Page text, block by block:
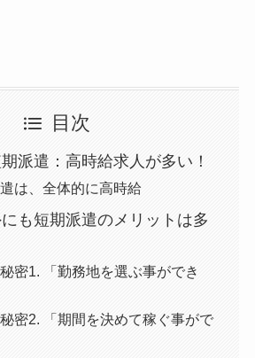
目次
派遣：高時給求人が多い！
は、全体的に高時給
も短期派遣のメリットは多
密1. 「勤務地を選ぶ事ができ
密2. 「期間を決めて稼ぐ事がで